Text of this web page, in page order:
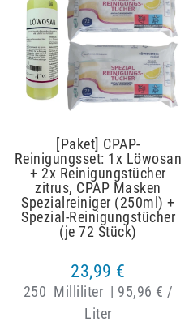
[Paket] CPAP-
Reinigungsset: 1x Löwosan
+ 2x Reinigungstücher
zitrus, CPAP Masken
Spezialreiniger (250ml) +
Spezial-Reinigungstücher
(je 72 Stück)
23,99 €
250 Milliliter | 95,96 € /
Liter